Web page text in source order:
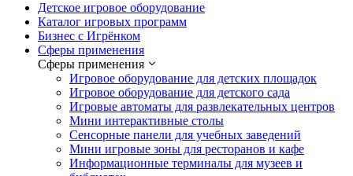
Детское игровое оборудование
Каталог игровых программ
Бизнес с Игрёнком
Сферы применения
Сферы применения
Игровое оборудование для детских площадок
Игровое оборудование для детского сада
Игровые автоматы для развлекательных центров
Мини интерактивные столы
Сенсорные панели для учебных заведений
Мини игровые зоны для ресторанов и кафе
Информационные терминалы для музеев и